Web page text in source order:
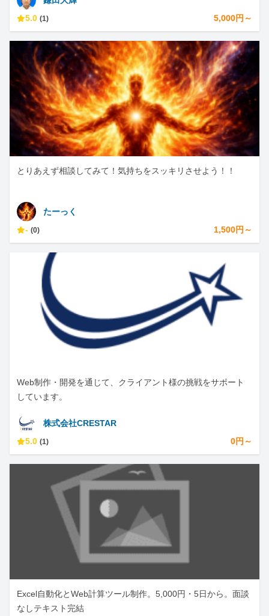
5.0 (1) 5,000円～
とりあえず相談してみて！気持ちをスッキリさせよう！！
たーっく
- (0) 1,500円～
Web制作・開発を通じて、クライアント様の挑戦をサポート
しています。
株式会社CRESTAR
5.0 (1) 0円～
Excel自動化とWeb計算ツール制作。5,000円・5日から。面談
なしテキスト完結